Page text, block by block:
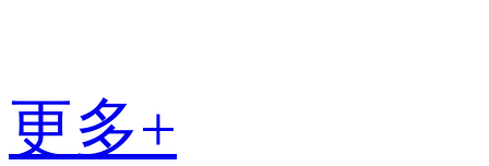
更多+